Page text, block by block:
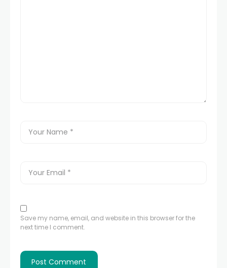
Save my name, email, and website in this browser for the
next time I comment.